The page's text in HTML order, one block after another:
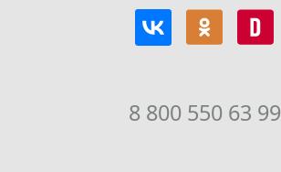
8 800 550 63 99